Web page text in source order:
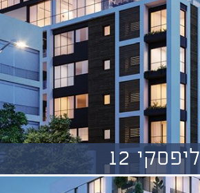
ליפסקי 12